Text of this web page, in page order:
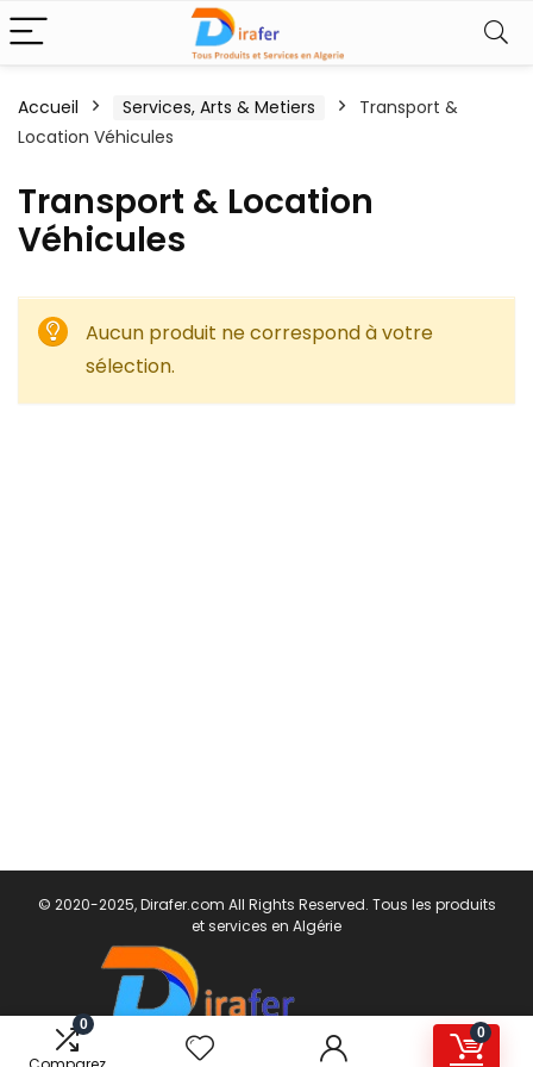
0
0
Accueil Services, Arts & Metiers
Transport &
Location Véhicules
Transport & Location
Véhicules
Aucun produit ne correspond à votre
sélection.
© 2020-2025, Dirafer.com All Rights Reserved. Tous les produits
et services en Algérie